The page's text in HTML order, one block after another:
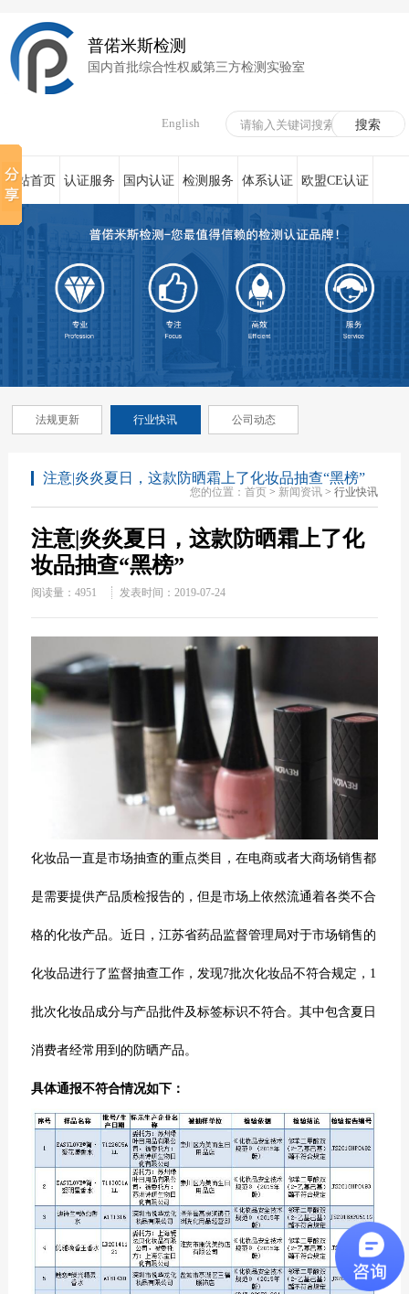
普偌米斯检测
国内首批综合性权威第三方检测实验室
English
网站首页 认证服务 国内认证 检测服务 体系认证 欧盟CE认证
荣誉资质 在线服务 新闻资讯 关于我们
法规更新 行业快讯 公司动态
注意|炎炎夏日，这款防晒霜上了化妆品抽查“黑榜”
您的位置：首页 > 新闻资讯 > 行业快讯
注意|炎炎夏日，这款防晒霜上了化
妆品抽查“黑榜”
阅读量： 4951 发表时间：2019-07-24
化妆品一直是市场抽查的重点类目，在电商或者大商场销售都
是需要提供产品质检报告的，但是市场上依然流通着各类不合
格的化妆产品。近日，江苏省药品监督管理局对于市场销售的
化妆品进行了监督抽查工作，发现7批次化妆品不符合规定，1
批次化妆品成分与产品批件及标签标识不符合。其中包含夏日
消费者经常用到的防晒产品。
具体通报不符合情况如下：